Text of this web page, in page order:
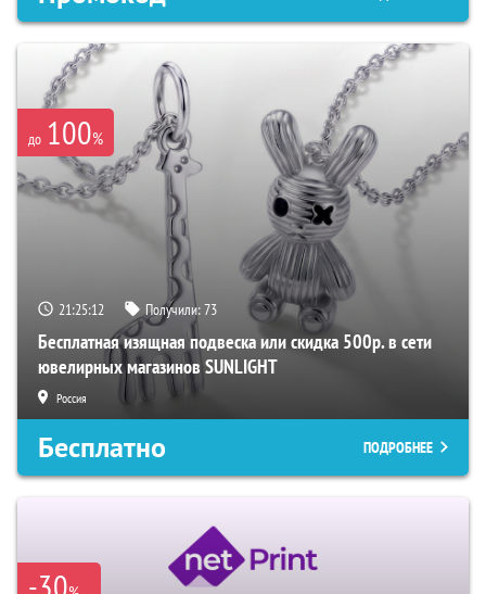
до 100%
21:25:11 Получили:73
Бесплатная изящная подвеска или скидка 500р. в сети
ювелирных магазинов SUNLIGHT
Россия
Бесплатно ПОДРОБНЕЕ